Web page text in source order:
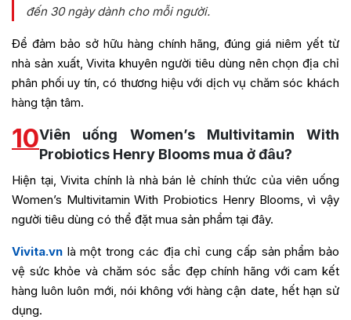
đến 30 ngày dành cho mỗi người.
Để đảm bảo sở hữu hàng chính hãng, đúng giá niêm yết từ
nhà sản xuất, Vivita khuyên người tiêu dùng nên chọn địa chỉ
phân phối uy tín, có thương hiệu với dịch vụ chăm sóc khách
hàng tận tâm.
10Viên uống Women’s Multivitamin With
Probiotics Henry Blooms mua ở đâu?
Hiện tại, Vivita chính là nhà bán lẻ chính thức của viên uống
Women’s Multivitamin With Probiotics Henry Blooms, vì vậy
người tiêu dùng có thể đặt mua sản phẩm tại đây.
Vivita.vn là một trong các địa chỉ cung cấp sản phẩm bảo
vệ sức khỏe và chăm sóc sắc đẹp chính hãng với cam kết
hàng luôn luôn mới, nói không với hàng cận date, hết hạn sử
dụng.